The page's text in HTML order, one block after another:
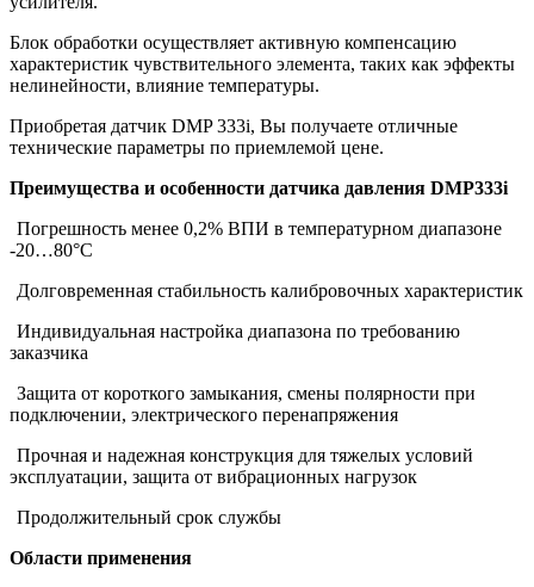
Блок обработки осуществляет активную компенсацию
характеристик чувствительного элемента, таких как эффекты
нелинейности, влияние температуры.
Приобретая датчик DMP 333i, Вы получаете отличные
технические параметры по приемлемой цене.
Преимущества и особенности датчика давления DMP333i
Погрешность менее 0,2% ВПИ в температурном диапазоне
-20…80°С
Долговременная стабильность калибровочных характеристик
Индивидуальная настройка диапазона по требованию
заказчика
Защита от короткого замыкания, смены полярности при
подключении, электрического перенапряжения
Прочная и надежная конструкция для тяжелых условий
эксплуатации, защита от вибрационных нагрузок
Продолжительный срок службы
Области применения